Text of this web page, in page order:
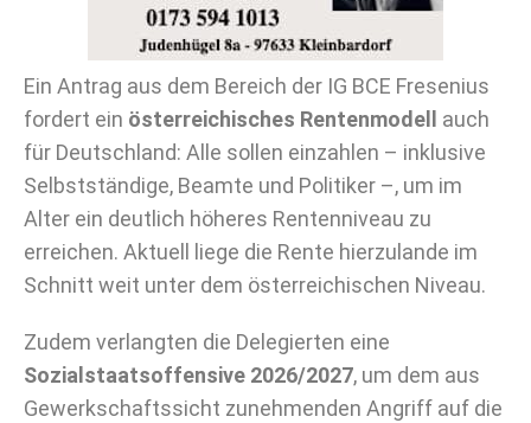
Ein Antrag aus dem Bereich der IG BCE Fresenius
fordert ein österreichisches Rentenmodell
auch
für Deutschland: Alle sollen einzahlen – inklusive
Selbstständige, Beamte und Politiker –, um im
Alter ein deutlich höheres Rentenniveau zu
erreichen. Aktuell liege die Rente hierzulande im
Schnitt weit unter dem österreichischen Niveau.
Zudem verlangten die Delegierten eine
Sozialstaatsoffensive 2026/2027, um dem aus
Gewerkschaftssicht zunehmenden Angriff auf die